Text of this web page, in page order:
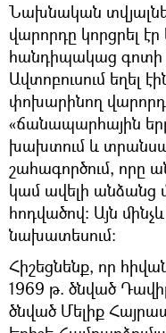
Նախնական
վարորդը կորցրել
հանդիպակաց գոտի
Ավտոբուսում եղել
փոխարինող
«ճանապարհային
խախտում և
շահագործում, որը
կամ ավելի անձանց
հոդվածով։ Այն
նախատեսում։
Հիշեցնենք, որ
1969 թ. ծնված
ծնված Մելիք